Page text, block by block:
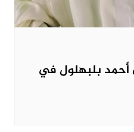
أحمد بلبهلول في